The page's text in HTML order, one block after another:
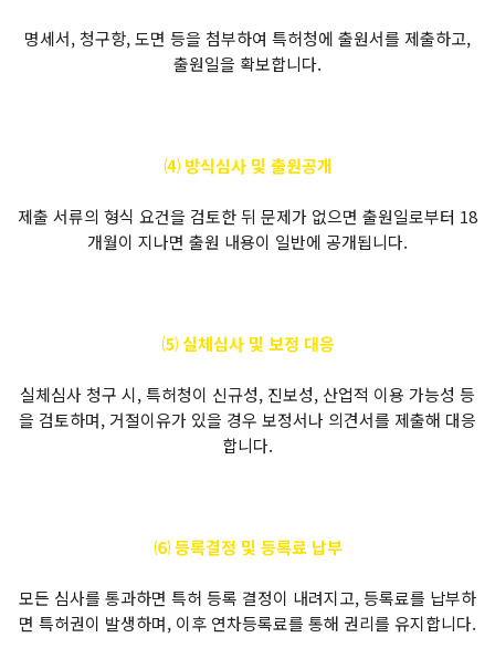
명세서, 청구항, 도면 등을 첨부하여 특허청에 출원서를 제출하고,
출원일을 확보합니다.
⑷ 방식심사 및 출원공개
제출 서류의 형식 요건을 검토한 뒤 문제가 없으면 출원일로부터 18
개월이 지나면 출원 내용이 일반에 공개됩니다.
⑸ 실체심사 및 보정 대응
실체심사 청구 시, 특허청이 신규성, 진보성, 산업적 이용 가능성 등
을 검토하며, 거절이유가 있을 경우 보정서나 의견서를 제출해 대응
합니다.
⑹ 등록결정 및 등록료 납부
모든 심사를 통과하면 특허 등록 결정이 내려지고, 등록료를 납부하
면 특허권이 발생하며, 이후 연차등록료를 통해 권리를 유지합니다.